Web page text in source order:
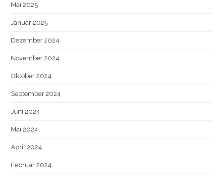
Mai 2025
Januar 2025
Dezember 2024
November 2024
Oktober 2024
September 2024
Juni 2024
Mai 2024
April 2024
Februar 2024